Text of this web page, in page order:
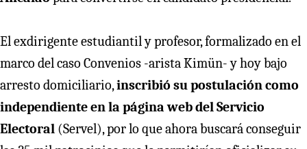
El exdirigente estudiantil y profesor, formalizado en el
marco del caso Convenios -arista Kimün- y hoy bajo
arresto domiciliario,inscribió su postulación como
independiente en la página web del Servicio
Electoral (Servel), por lo que ahora buscará conseguir